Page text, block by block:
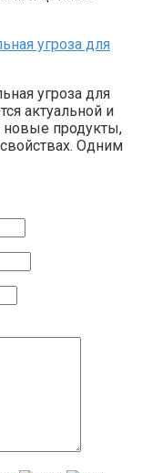
угроза для
угроза для
актуальной и
новые продукты,
Одним